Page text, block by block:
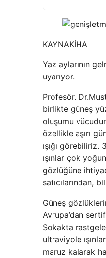
KAYNAKİHA
Yaz aylarının
uyarıyor.
Profesör.
birlikte güneş
oluşumu
özellikle aşırı
ışığı görebiliriz.
ışınlar çok
gözlüğüne
satıcılarından,
Güneş
Avrupa’dan
Sokakta
ultraviyole
maruz kalarak